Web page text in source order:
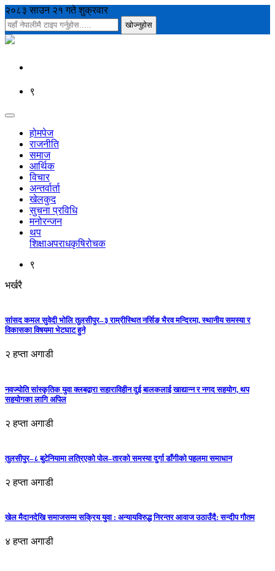
२०८३ साउन २१ गते शुक्रवार
९
होमपेज
राजनीति
समाज
आर्थिक
विचार
अन्तर्वार्ता
खेलकुद
सुचना प्रविधि
मनोरन्जन
थप
शिक्षाअपराधकृषिरोचक
९
भर्खरै
सांसद कमल सुवेदी भोलि तुलसीपुर–३ राम्रीस्थित नर्सिङ भैरव मन्दिरमा, स्थानीय समस्या र
विकासका विषयमा भेटघाट हुने
२ हप्ता अगाडी
नवज्योति सांस्कृतिक युवा क्लबद्वारा सहाराविहीन दुई बालकलाई खाद्यान्न र नगद सहयोग, थप
सहयोगका लागि अपिल
२ हप्ता अगाडी
तुलसीपुर–८ बुटेनियामा लत्रिएको पोल–तारको समस्या दुर्गा डाँगीको पहलमा समाधान
२ हप्ता अगाडी
खेल मैदानदेखि समाजसम्म सक्रिय युवा : अन्यायविरुद्ध निरन्तर आवाज उठाउँदै: सन्दीप गौतम
४ हप्ता अगाडी